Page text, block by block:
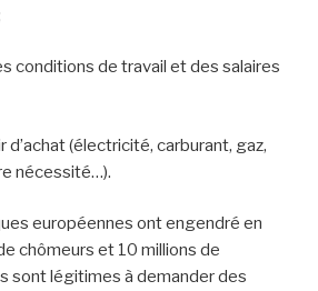
conditions de travail et des salaires
d’achat (électricité, carburant, gaz,
nécessité…).
européennes ont engendré en
chômeurs et 10 millions de
sont légitimes à demander des